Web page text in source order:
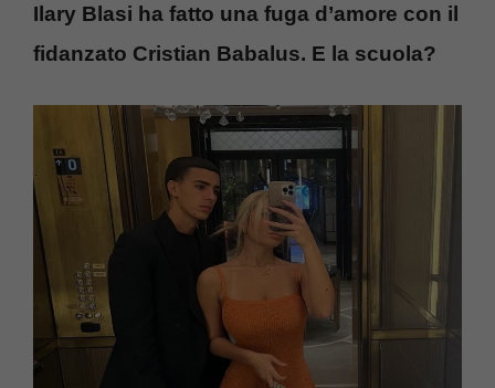
Ilary Blasi ha fatto una fuga d’amore con il
fidanzato Cristian Babalus. E la scuola?